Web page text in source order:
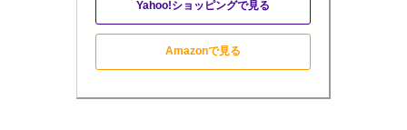
Yahoo!ショッピングで見る
Amazonで見る